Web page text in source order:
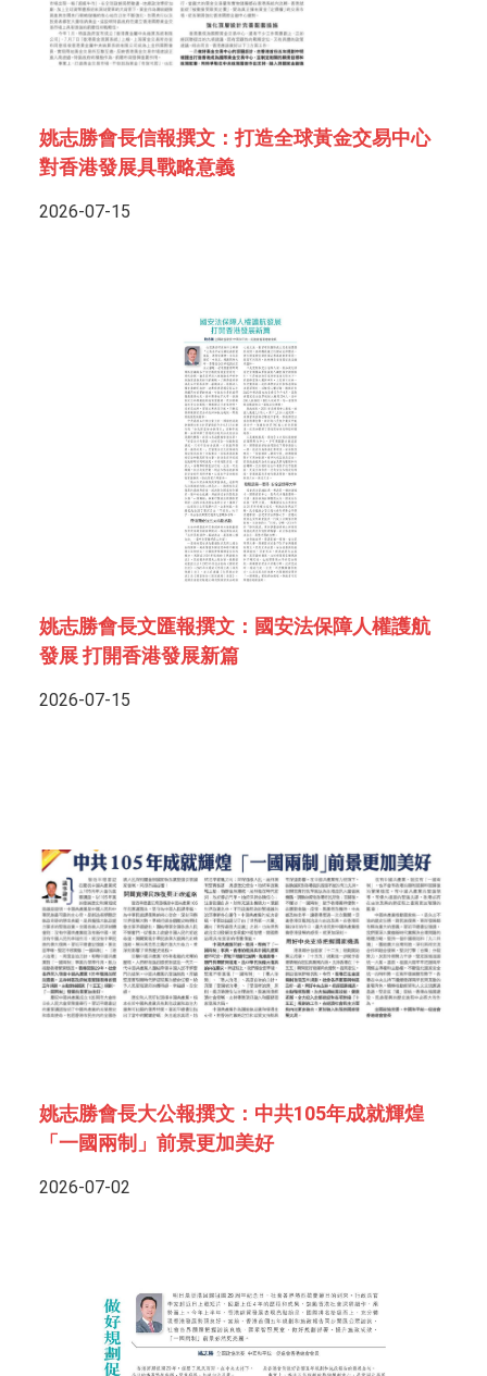
姚志勝會長信報撰文：打造全球黃金交易中心
對香港發展具戰略意義
2026-07-15
姚志勝會長文匯報撰文：國安法保障人權護航
發展 打開香港發展新篇
2026-07-15
姚志勝會長大公報撰文：中共105年成就輝煌
「一國兩制」前景更加美好
2026-07-02